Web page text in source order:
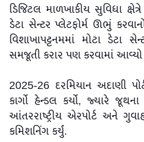
ડિજિટલ માળખાકીય સુવિધા
ડેટા સેન્ટર પ્લેટફોર્મ ઊભું
વિશાખાપટ્ટનમમાં મોટા ડેટા
સમજૂતી કરાર પણ કરવામાં
2025-26 દરમિયાન અદાણી
કાર્ગો હેન્ડલ કર્યો, જ્યારે
આંતરરાષ્ટ્રીય એરપોર્ટ અને
કમિશનિંગ કર્યું.